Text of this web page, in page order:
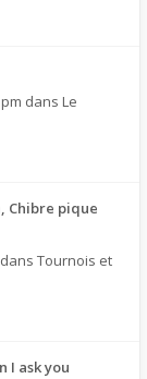
dans Le
Chibre pique
dans Tournois et
I ask you